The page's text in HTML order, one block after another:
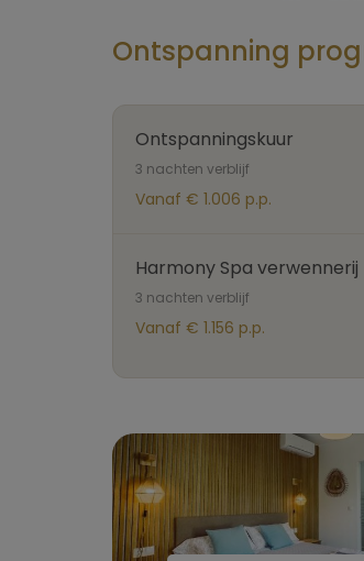
Ontspanning
Ontspanningskuur
3 nachten verblijf
Vanaf € 1.006 p.p.
Harmony Spa verwennerij
3 nachten verblijf
Vanaf € 1.156 p.p.